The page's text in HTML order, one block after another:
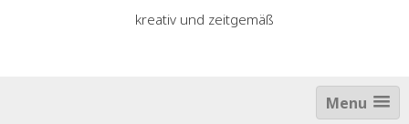
kreativ und zeitgemäß
Menu